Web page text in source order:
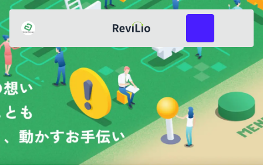
つるはま レビリオ